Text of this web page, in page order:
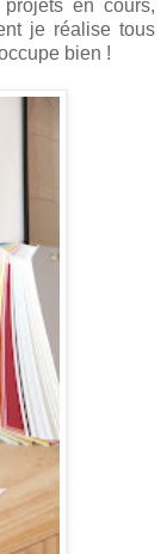
en cours,
je réalise tous
bien !